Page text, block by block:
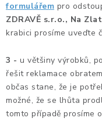
STOJANY POD
ORGANIZACE KABELŮ
STOJANY NA
LED STOLNÍ LAMPY
formulářem pro
ZDRAVĚ s.r.o., Na
krabici prosíme uveďte
3 - u většiny výrobků,
řešit reklamace
občas stane, že je
možné, že se lhůta
tomto případě prosíme